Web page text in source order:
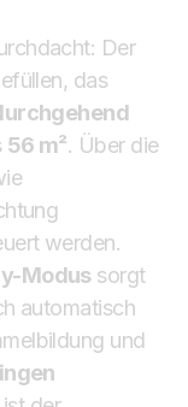
Der
das
56 m². Über die
werden.
Modussorgt
automatisch
und